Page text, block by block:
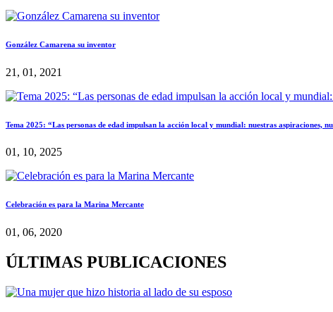
González Camarena su inventor
21, 01, 2021
Tema 2025: “Las personas de edad impulsan la acción local y mundial: nuestras aspiraciones,
01, 10, 2025
Celebración es para la Marina Mercante
01, 06, 2020
ÚLTIMAS PUBLICACIONES